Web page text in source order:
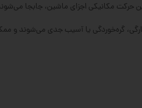
حرکت مکانیکی اجزای ماشین، جابجا
گره‌خوردگی یا آسیب جدی می‌شوند